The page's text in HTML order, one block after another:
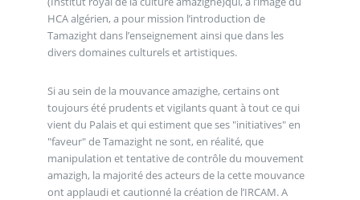
HCA algérien, a pour mission l’introduction de
Tamazight dans l’enseignement ainsi que dans les
divers domaines culturels et artistiques.
Si au sein de la mouvance amazighe, certains ont
toujours été prudents et vigilants quant à tout ce qui
vient du Palais et qui estiment que ses "initiatives" en
"faveur" de Tamazight ne sont, en réalité, que
manipulation et tentative de contrôle du mouvement
amazigh, la majorité des acteurs de la cette mouvance
ont applaudi et cautionné la création de l’IRCAM. A